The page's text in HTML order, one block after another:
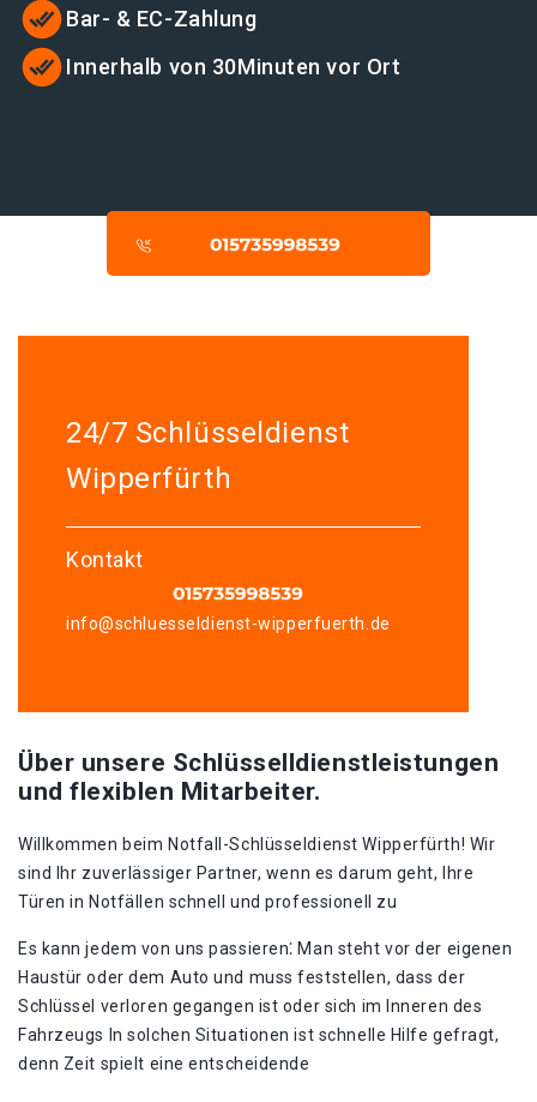
Bar- & EC-Zahlung
Innerhalb von 30Minuten vor Ort
24/7 Schlüsseldienst
Wipperfürth
Kontakt
info@schluesseldienst-wipperfuerth.de
Über unsere Schlüsselldienstleistungen
und flexiblen Mitarbeiter.
Willkommen beim Notfall-Schlüsseldienst Wipperfürth!​ Wir
sind Ihr zuverlässiger Partner, wenn es darum geht, Ihre
Türen in Notfällen schnell und professionell zu
Es kann jedem von uns passieren⁚ Man steht vor der eigenen
Haustür oder dem Auto und muss feststellen, dass der
Schlüssel verloren gegangen ist oder sich im Inneren des
Fahrzeugs In solchen Situationen ist schnelle Hilfe gefragt,
denn Zeit spielt eine entscheidende